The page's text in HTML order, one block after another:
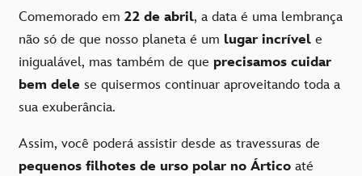
Comemorado em 22 de abril, a data é uma lembrança
não só de que nosso planeta é um lugar incrível e
inigualável, mas também de que precisamos cuidar
bem dele se quisermos continuar aproveitando toda a
sua exuberância.
Assim, você poderá assistir desde as travessuras de
pequenos filhotes de urso polar no Ártico até